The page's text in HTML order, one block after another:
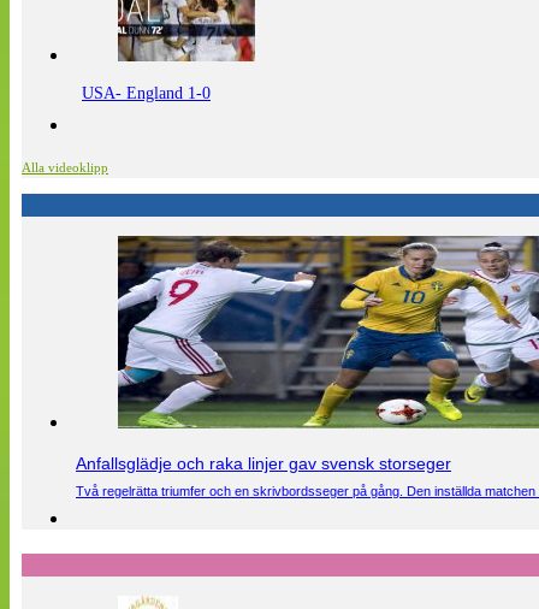
USA- England 1-0
Alla videoklipp
Anfallsglädje och raka linjer gav svensk storseger
Två regelrätta triumfer och en skrivbordsseger på gång. Den inställda